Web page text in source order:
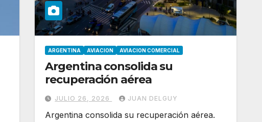
ARGENTINA AVIACION AVIACION COMERCIAL
Argentina consolida su
recuperación aérea
JULIO 26, 2026 JUAN DELGUY
Argentina consolida su recuperación aérea.